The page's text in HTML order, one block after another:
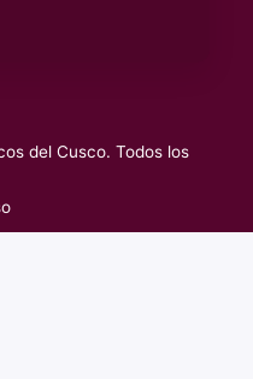
del Cusco. Todos los